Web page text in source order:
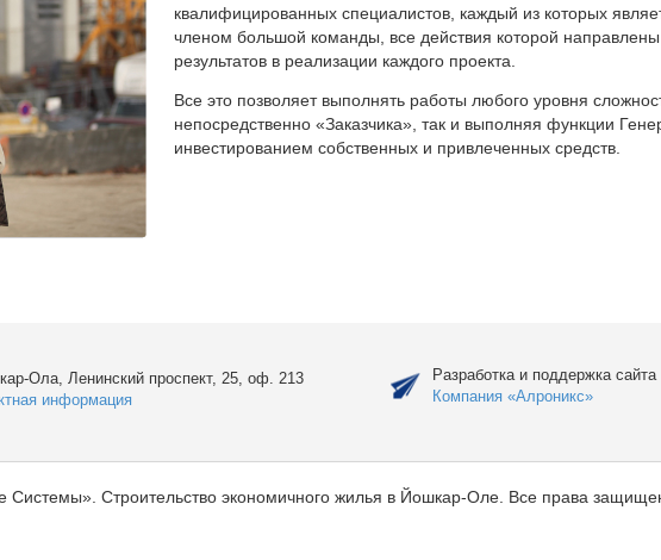
квалифицированных специалистов, каждый из которых
членом большой команды, все действия которой
результатов в реализации каждого проекта.
Все это позволяет выполнять работы любого уровня
непосредственно «Заказчика», так и выполняя функции
инвестированием собственных и привлеченных средств.
Ола, Ленинский проспект, 25, оф. 213
информация
Разработка и поддержка сайта
Компания «Алроникс»
Строительство экономичного жилья в Йошкар-Оле. Все права